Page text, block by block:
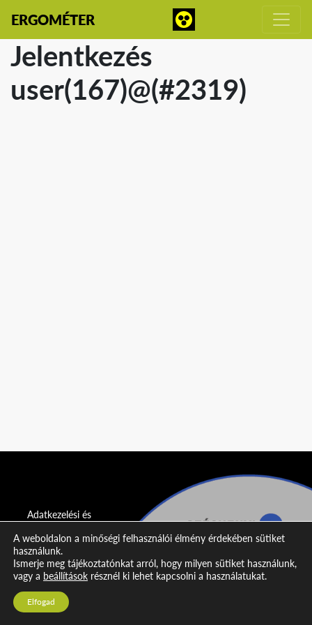
ERGOMÉTER
Jelentkezés
user(167)@(#2319)
Adatkezelési és
nyilatkozat
Impresszum
Kapcsolat
A weboldalon a minőségi felhasználói élmény érdekében sütiket
használunk.
Ismerje meg tájékoztatónkat arról, hogy milyen sütiket használunk,
vagy a beállítások résznél ki lehet kapcsolni a használatukat.
Elfogad